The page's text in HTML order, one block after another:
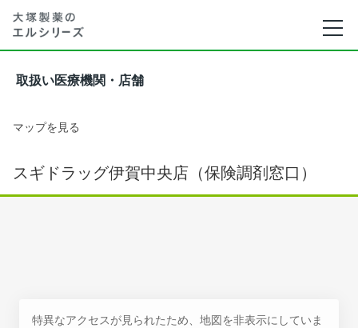
取扱い医療機関・店舗
マップを見る
スギドラッグ伊賀中央店（保険調剤窓口）
特異なアクセスが見られたため、地図を非表示にしていま